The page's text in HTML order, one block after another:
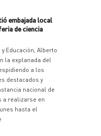
embajada local
de ciencia
Educación, Alberto
la explanada del
a los
destacados y
nacional de
a realizarse en
hasta el